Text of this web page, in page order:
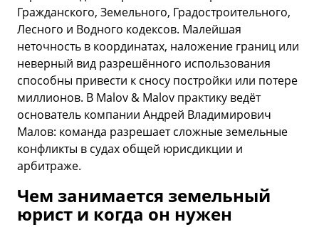
Гражданского, Земельного, Градостроительного,
Лесного и Водного кодексов. Малейшая
неточность в координатах, наложение границ или
неверный вид разрешённого использования
способны привести к сносу постройки или потере
миллионов. В Malov & Malov практику ведёт
основатель компании Андрей Владимирович
Малов: команда разрешает сложные земельные
конфликты в судах общей юрисдикции и
арбитраже.
Чем занимается земельный
юрист и когда он нужен